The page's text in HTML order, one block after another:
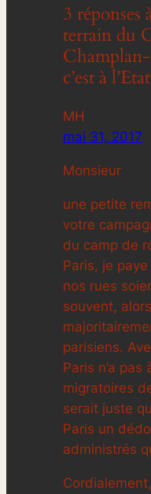
3 réponses
terrain du
c’est à
MH
mai 31, 2017
Monsieur
une petite
votre
du camp de
Paris, je
nos rues
souvent,
parisiens.
Paris n’a
migratoires
serait juste
Paris un
administrés
Cordialement,